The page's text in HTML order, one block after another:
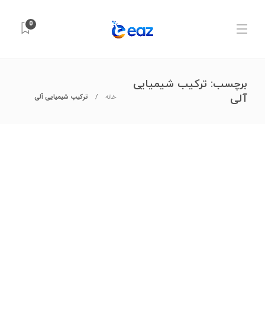
0
برچسب: ترکیب شیمیایی
آلی
خانه ترکیب شیمیایی آلی